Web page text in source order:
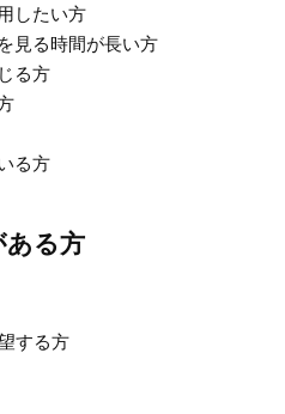
したい方
見る時間が長い方
る方
る方
ある方
する方